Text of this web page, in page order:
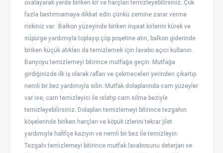
ovalayarak yerde biriken kir ve harçları temizleyebilirsiniz. Çok
fazla bastırmamaya dikkat edin çünkü zemine zarar verme
riskiniz var. Balkon yüzeyinde biriken inşaat kirlerini kürek ve
süpürge yardımıyla toplayıp çöp poşetine atın, balkon giderinde
biriken küçük atıkları da temizlemek için lavabo açıcı kullanın.
Banyoyu temizlemeyi bitirince mutfağa geçin. Mutfağa
girdiğinizde ilk iş olarak rafları ve çekmeceleri yerinden çıkartıp
nemli bir bez yardımıyla silin. Mutfak dolaplarında cam yüzeyler
var ise, cam temizleyici ile ıslatıp cam silme beziyle
temizleyebilirsiniz. Dolapları temizlemeyi bitirince tezgahın
köşelerinde biriken harçları ve köpük izlerini tekrar jilet
yardımıyla hafifçe kazıyın ve nemli bir bez ile temizleyin.
Tezgahı temizlemeyi bitirince mutfak lavabosunu deterjan ve